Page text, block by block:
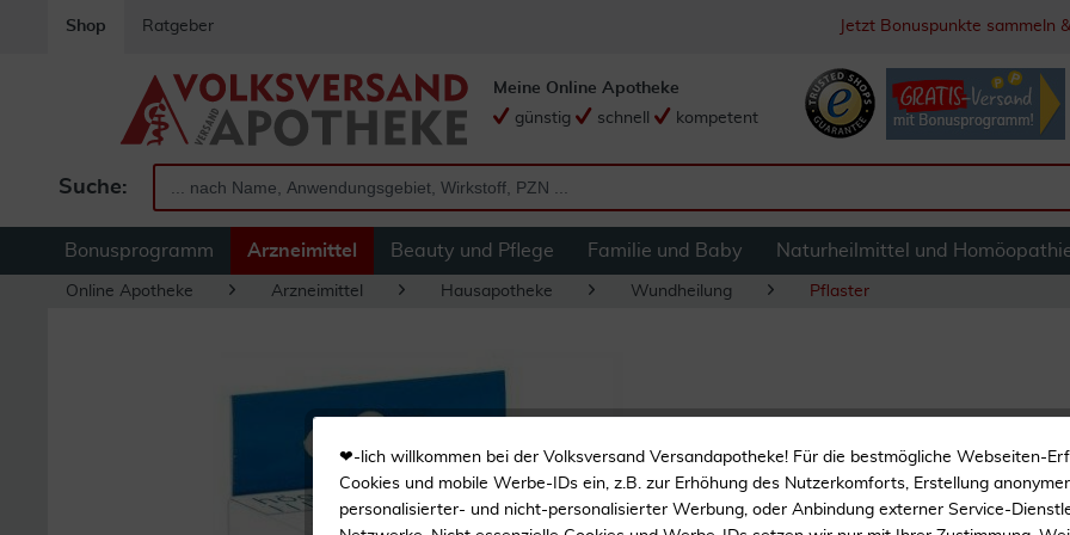
Shop Ratgeber Jetzt Bonuspunkte sammeln
Suche:
Meine Online Apotheke
günstig
schnell kompetent
Bonusprogramm Arzneimittel Beauty und Pflege Familie und Baby Naturheilmittel und
Online Apotheke Arzneimittel Hausapotheke Wundheilung Pflaster
Höga-Tape Color
❤-lich willkommen bei der Volksversand Versandapotheke! Für die bestmögliche Webseiten-
Cookies und mobile Werbe-IDs ein, z.B. zur Erhöhung des Nutzerkomforts, Erstellung
personalisierter- und nicht-personalisierter Werbung, oder Anbindung externer Service-